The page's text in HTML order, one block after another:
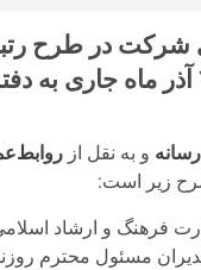
و به نقل از
زیر است:
فرهنگ و ارشاد
مسئول محترم